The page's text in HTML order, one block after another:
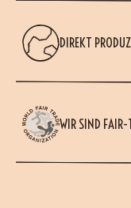
DIREKT
WIR SIND FAIR-